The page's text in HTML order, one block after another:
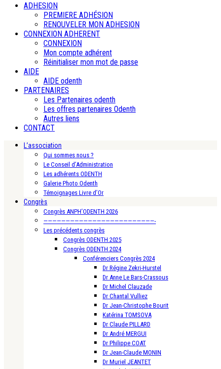
ADHESION
PREMIERE ADHÉSION
RENOUVELER MON ADHESION
CONNEXION ADHERENT
CONNEXION
Mon compte adhérent
Réinitialiser mon mot de passe
AIDE
AIDE odenth
PARTENAIRES
Les Partenaires odenth
Les offres partenaires Odenth
Autres liens
CONTACT
L’association
Qui sommes nous ?
Le Conseil d’Administration
Les adhérents ODENTH
Galerie Photo Odenth
Témoignages Livre d’Or
Congrès
Congrès ANPH’ODENTH 2026
—————————————————————————-
Les précédents congrès
Congrès ODENTH 2025
Congrès ODENTH 2024
Conférenciers Congrès 2024
Dr Régine Zekri-Hurstel
Dr Anne Le Bars-Crassous
Dr Michel Clauzade
Dr Chantal Vulliez
Dr Jean-Christophe Bourit
Katérina TOMSOVA
Dr Claude PILLARD
Dr André MERGUI
Dr Philippe COAT
Dr Jean-Claude MONIN
Dr Muriel JEANTET